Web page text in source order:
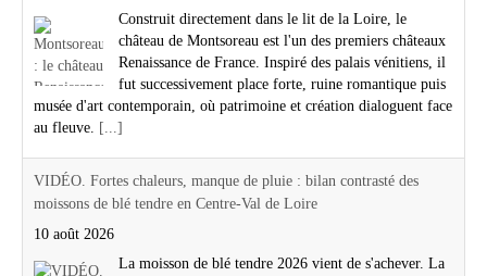
Construit directement dans le lit de la Loire, le
château de Montsoreau est l'un des premiers châteaux
Renaissance de France. Inspiré des palais vénitiens, il
fut successivement place forte, ruine romantique puis
musée d'art contemporain, où patrimoine et création dialoguent face
au fleuve. [...]
VIDÉO. Fortes chaleurs, manque de pluie : bilan contrasté des
moissons de blé tendre en Centre-Val de Loire
10 août 2026
La moisson de blé tendre 2026 vient de s'achever. La